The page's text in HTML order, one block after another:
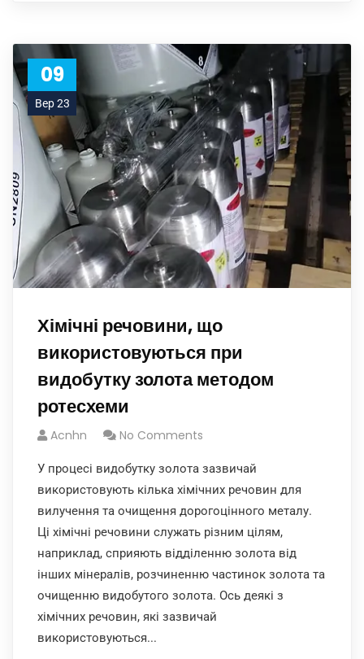
09
Вер 23
Хімічні речовини, що
використовуються при
видобутку золота методом
ротесхеми
Acnhn No Comments
У процесі видобутку золота зазвичай
використовують кілька хімічних речовин для
вилучення та очищення дорогоцінного металу.
Ці хімічні речовини служать різним цілям,
наприклад, сприяють відділенню золота від
інших мінералів, розчиненню частинок золота та
очищенню видобутого золота. Ось деякі з
хімічних речовин, які зазвичай
використовуються...